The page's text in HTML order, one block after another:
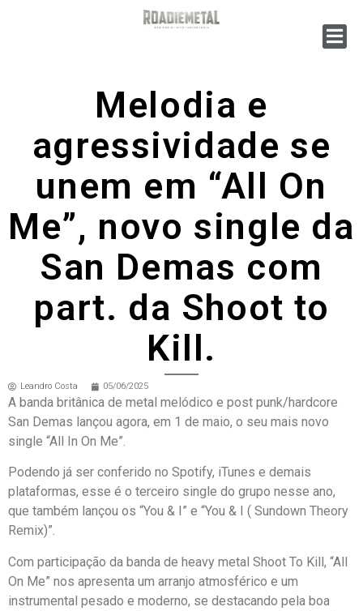
Melodia e
agressividade se
unem em “All On
Me”, novo single da
San Demas com
part. da Shoot to
Kill.
Leandro Costa 05/06/2025
A banda britânica de metal melódico e post punk/hardcore
San Demas lançou agora, em 1 de maio, o seu mais novo
single “All In On Me”.
Podendo já ser conferido no Spotify, iTunes e demais
plataformas, esse é o terceiro single do grupo nesse ano,
que também lançou os “You & I” e “You & I ( Sundown Theory
Remix)”.
Com participação da banda de heavy metal Shoot To Kill, “All
On Me” nos apresenta um arranjo atmosférico e um
instrumental pesado e moderno, se destacando pela boa